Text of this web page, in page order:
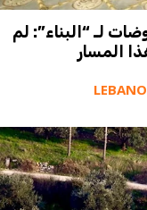
لـ “البناء”: لم
المسار